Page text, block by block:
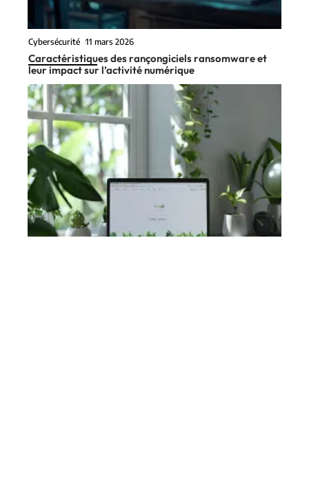
Cybersécurité 11 mars 2026
Caractéristiques des rançongiciels ransomware et
leur impact sur l’activité numérique